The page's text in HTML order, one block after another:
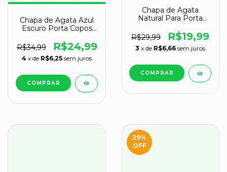
Chapa de Agata Azul
Escuro Porta Copos
100mm
R$34,99 R$24,99
4 x de R$6,25 sem juros
Chapa de Agata
Natural Para Porta
de Artesanato
Tamanho M
R$29,99 R$19,99
3 x de R$6,66 sem juros
29%
OFF